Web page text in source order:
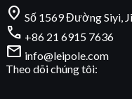
location_on Số 1569 Đường Siyi,
call +86 21 6915 7636
mail info@leipole.com
Theo dõi chúng tôi: